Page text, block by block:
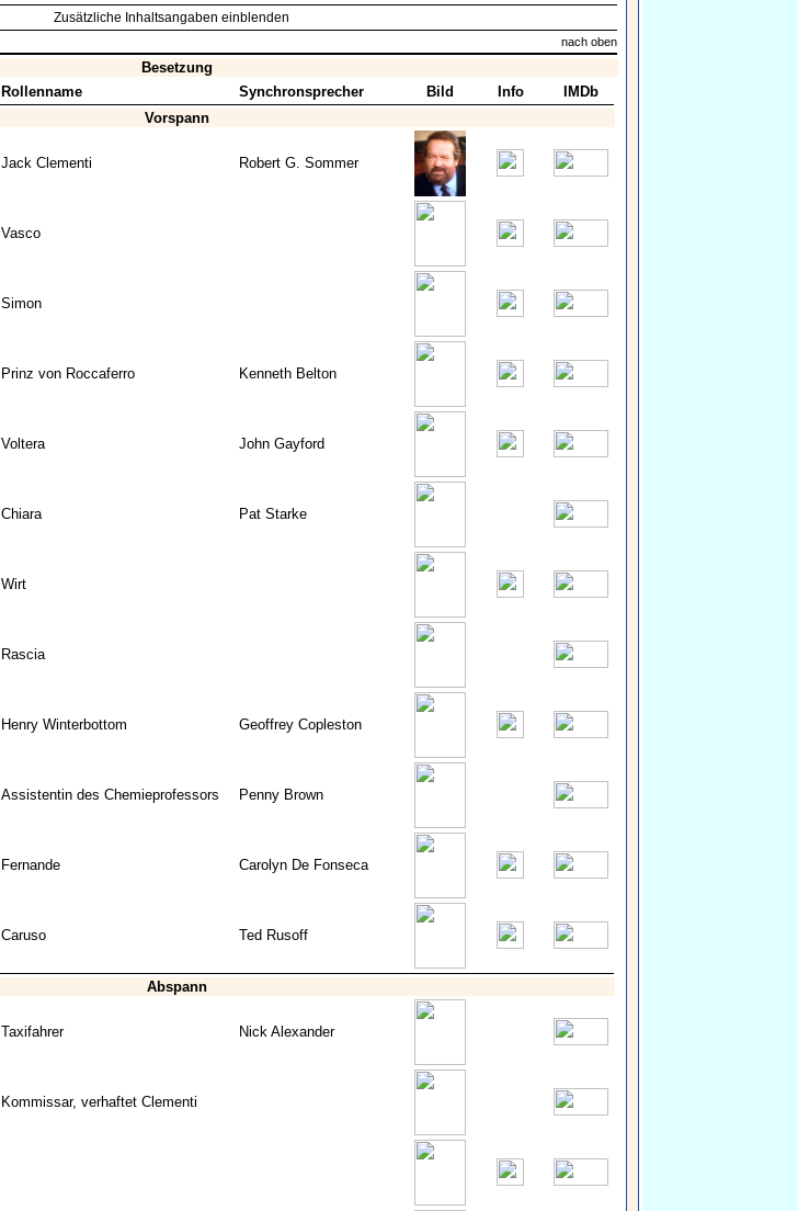
Zusätzliche Inhaltsangaben einblenden
nach oben
Besetzung
Rollenname Synchronsprecher Bild Info
IMDb
Vorspann
Jack Clementi Robert G. Sommer
Vasco
Simon
Prinz von Roccaferro Kenneth Belton
Voltera John Gayford
Chiara Pat Starke
Wirt
Rascia
Henry Winterbottom Geoffrey Copleston
Assistentin des Chemieprofessors Penny Brown
Fernande Carolyn De Fonseca
Caruso Ted Rusoff
Abspann
Taxifahrer Nick Alexander
Kommissar, verhaftet Clementi